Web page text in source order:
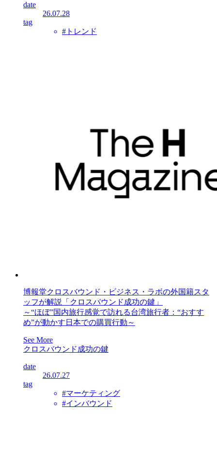
date
26.07.28
tag
#トレンド
博報堂クロスバウンド・ビジネス・ラボの外国籍スタ
ッフが解説「クロスバウンド成功の鍵」
～“ほぼ”国内旅行感覚で訪れる台湾旅行者：“おすす
め”が動かす日本での購買行動～
See More
クロスバウンド成功の鍵
date
26.07.27
tag
#マーケティング
#インバウンド